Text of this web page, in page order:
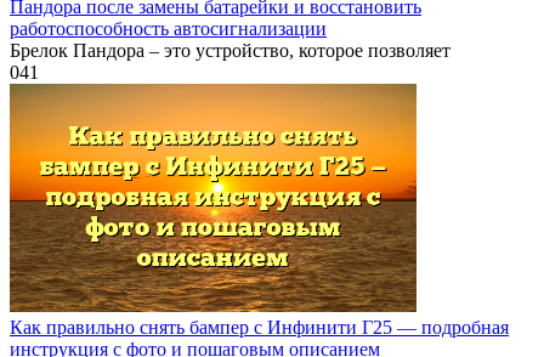
Пандора после замены батарейки и восстановить
работоспособность автосигнализации
Брелок Пандора – это устройство, которое позволяет
041
Как правильно снять бампер с Инфинити Г25 — подробная
инструкция с фото и пошаговым описанием